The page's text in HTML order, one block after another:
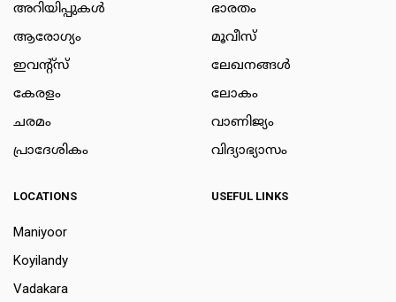
അറിയിപ്പുകള്‍
ആരോഗ്യം
ഇവന്റ്സ്
കേരളം
ചരമം
പ്രാദേശികം
ഭാരതം
മൂവീസ്
ലേഖനങ്ങള്‍
ലോകം
വാണിജ്യം
വിദ്യാഭ്യാസം
LOCATIONS
Maniyoor
Koyilandy
Vadakara
USEFUL LINKS